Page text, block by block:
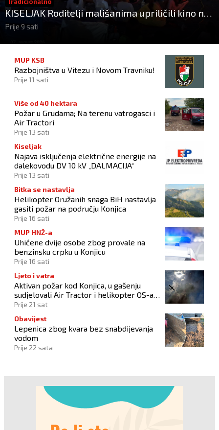
Tradicionalno
KISELJAK Roditelji mališanima upriličili kino na
otvorenom
Prije 9 sati
MUP KSB
Razbojništva u Vitezu i Novom Travniku!
Prije 11 sati
Više od 40 hektara
Požar u Grudama; Na terenu vatrogasci i
Air Tractori
Prije 13 sati
Kiseljak
Najava isključenja električne energije na
dalekovodu DV 10 kV „DALMACIJA“
Prije 13 sati
Bitka se nastavlja
Helikopter Oružanih snaga BiH nastavlja
gasiti požar na području Konjica
Prije 16 sati
MUP HNŽ-a
Uhićene dvije osobe zbog provale na
benzinsku crpku u Konjicu
Prije 16 sati
Ljeto i vatra
Aktivan požar kod Konjica, u gašenju
sudjelovali Air Tractor i helikopter OS-a
BiH
Prije 21 sat
Obavijest
Lepenica zbog kvara bez snabdijevanja
vodom
Prije 22 sata